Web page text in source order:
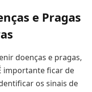
e Pragas
doenças e pragas,
importante ficar de
os sinais de